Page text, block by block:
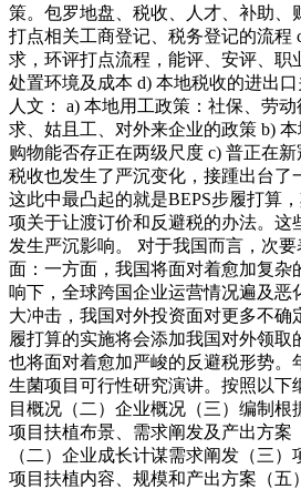
策。包罗地盘、税收、人才、补助、
打点相关工商登记、税务登记的流程
求，环评打点流程，能评、安评、职
处置环境及成本 d) 本地税收的进出口
人文： a) 本地用工政策：社保、劳
求、姑且工、对外来企业的政策 b) 本
购物能否存正在两级尺度 c) 普正在
税收也发生了严沉变化，接踵出台了
这此中最凸起的就是BEPS步履打算
项关于让渡订价和反避税的办法。这
发生严沉影响。 对于我国而言，次
面：一方面，我国将面对着愈加复杂
响下，全球跨国企业运营情况遍及恶
大冲击，我国对外投资面对更多不确
履打算的实施将会添加我国对外领取
也将面对着愈加严峻的反避税形势。
生菌项目可行性研究演讲。按照以下
目概况（二）企业概况（三）编制根
项目扶植布景、需求阐发及产出方案
（二）企业成长计谋需求阐发（三）
项目扶植内容、规模和产出方案（五